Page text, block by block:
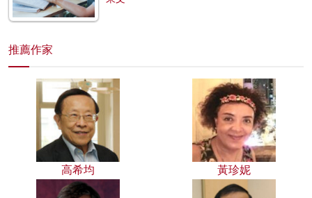
推薦作家
高希均 黃珍妮